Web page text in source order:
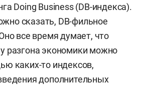
Doing Business (DB-индекса).
сказать, DB-фильное
все время думает, что
разгона экономики можно
каких-то индексов,
дополнительных